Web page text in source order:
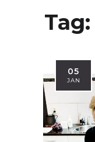
Tag:
05
JAN